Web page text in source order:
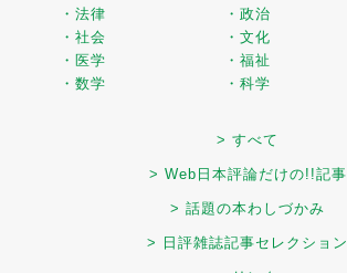
・法律
・政治
・社会
・文化
・医学
・福祉
・数学
・科学
> すべて
> Web日本評論だけの!!記事
> 話題の本わしづかみ
> 日評雑誌記事セレクション